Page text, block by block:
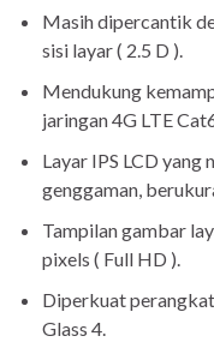
Masih dipercantik
sisi layar ( 2.5 D ).
Mendukung
jaringan 4G LTE
Layar IPS LCD yang
genggaman,
Tampilan gambar
pixels ( Full HD ).
Diperkuat
Glass 4.